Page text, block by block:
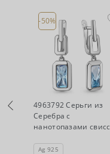
-50%
Есть в наличии
4963792 Серьги из
Серебра с
нанотопазами свисс
Ag 925